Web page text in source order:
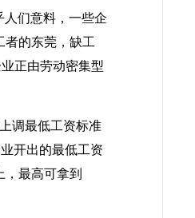
人们意料，一些企
者的东莞，缺工
正由劳动密集型
调最低工资标准
开出的最低工资
，最高可拿到